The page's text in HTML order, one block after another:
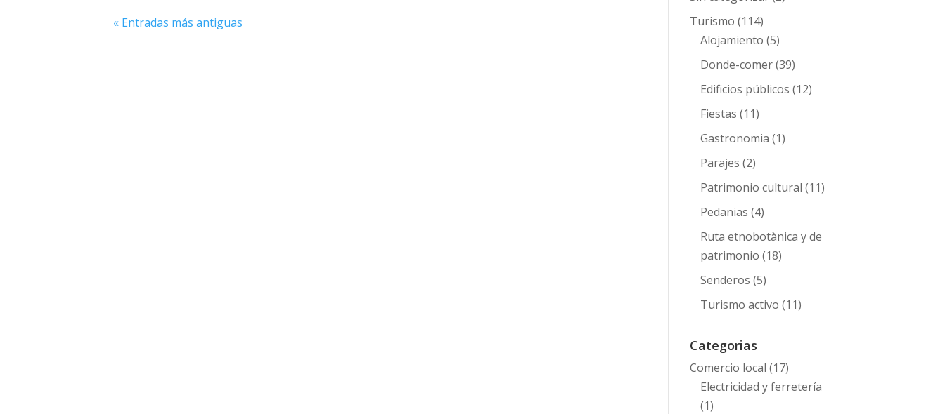
« Entradas más antiguas
Turismo (114)
Alojamiento (5)
Donde-comer(39)
Edificios públicos (12)
Fiestas (11)
Gastronomia (1)
Parajes (2)
Patrimonio cultural (11)
Pedanias (4)
Ruta etnobotànica y de
patrimonio (18)
Senderos (5)
Turismo activo (11)
Categorias
Comercio local (17)
Electricidad y ferretería
(1)